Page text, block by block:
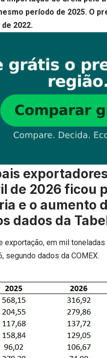
período de 2025. O
2022.
de 2026 ficou
e o aumento
dados da
exportação, em mil
segundo dados da COMEX.